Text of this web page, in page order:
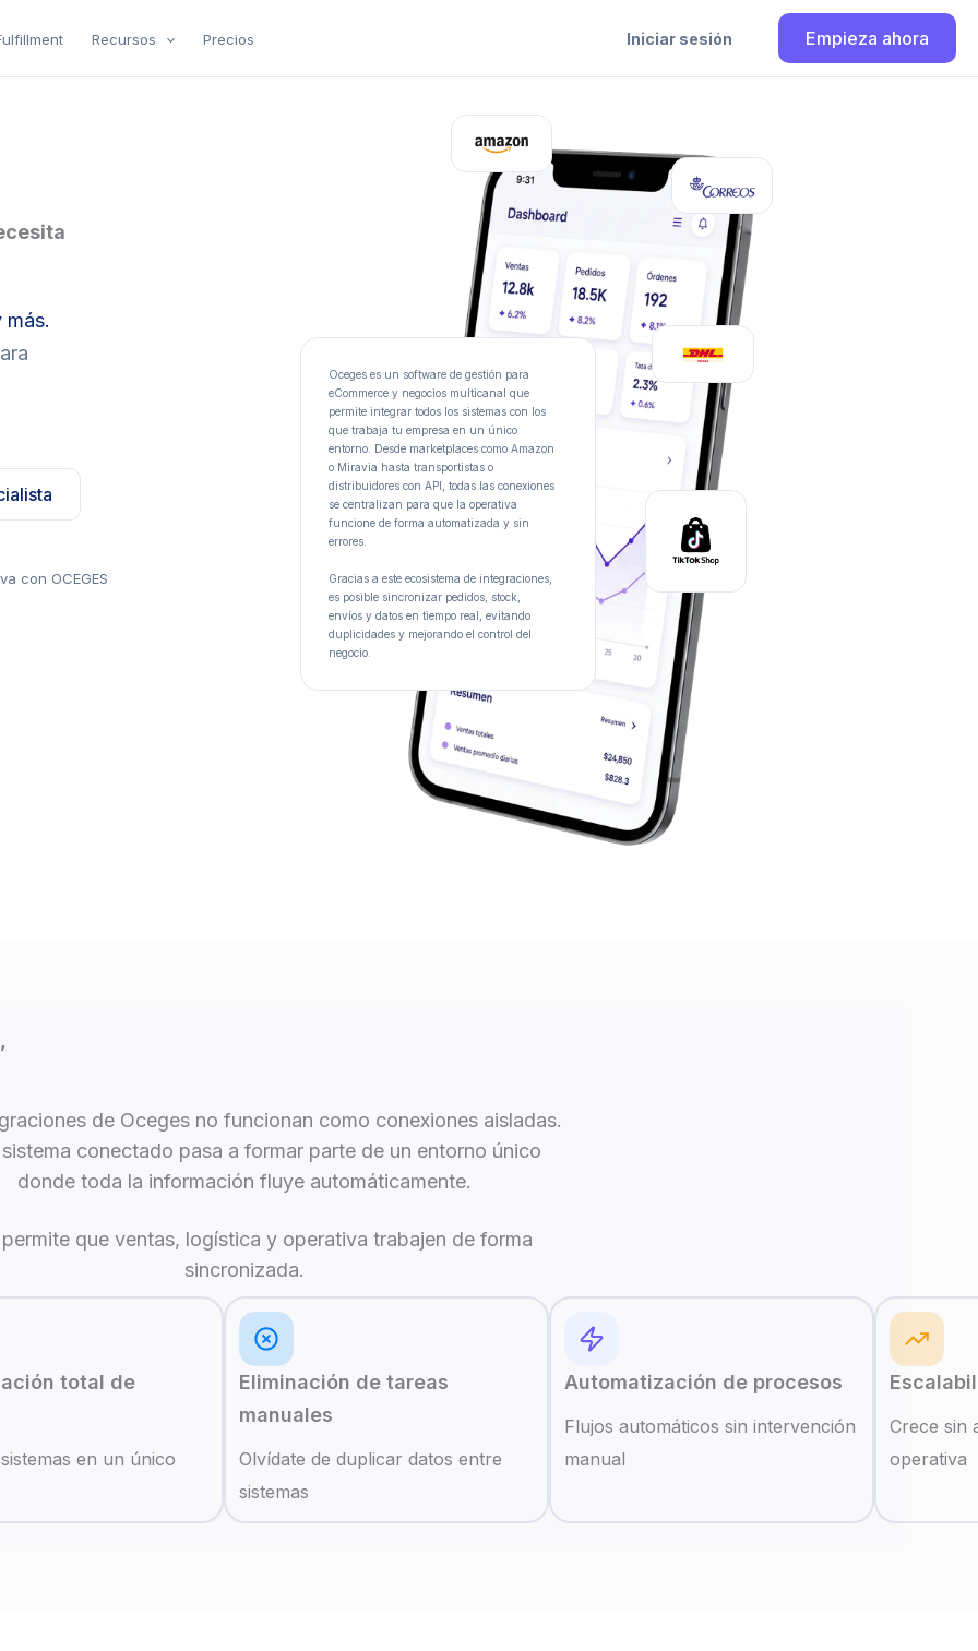
Recursos Precios Iniciar sesión Empieza ahora
con OCEGES
Oceges es un software de gestión para
eCommerce y negocios multicanal que
permite integrar todos los sistemas con los
que trabaja tu empresa en un único
entorno. Desde marketplaces como Amazon
o Miravia hasta transportistas o
distribuidores con API, todas las conexiones
se centralizan para que la operativa
funcione de forma automatizada y sin
errores.
Gracias a este ecosistema de integraciones,
es posible sincronizar pedidos, stock,
envíos y datos en tiempo real, evitando
duplicidades y mejorando el control del
negocio.
de Oceges no funcionan como conexiones aisladas.
conectado pasa a formar parte de un entorno único
donde toda la información fluye automáticamente.
permite que ventas, logística y operativa trabajen de forma
sincronizada.
total de
en un único
Eliminación de tareas
manuales
Olvídate de duplicar datos entre
sistemas
Automatización de procesos
Flujos automáticos sin intervención
manual
Crece sin
operativa